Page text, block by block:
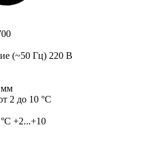
(~50 Гц) 220 В
мм
2 до 10 °С
+2...+10